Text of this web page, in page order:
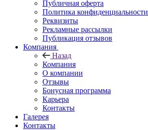
Публичная оферта
Политика конфиденциальности
Реквизиты
Рекламные рассылки
Публикация отзывов
Компания
Назад
Компания
О компании
Отзывы
Бонусная программа
Карьера
Контакты
Галерея
Контакты